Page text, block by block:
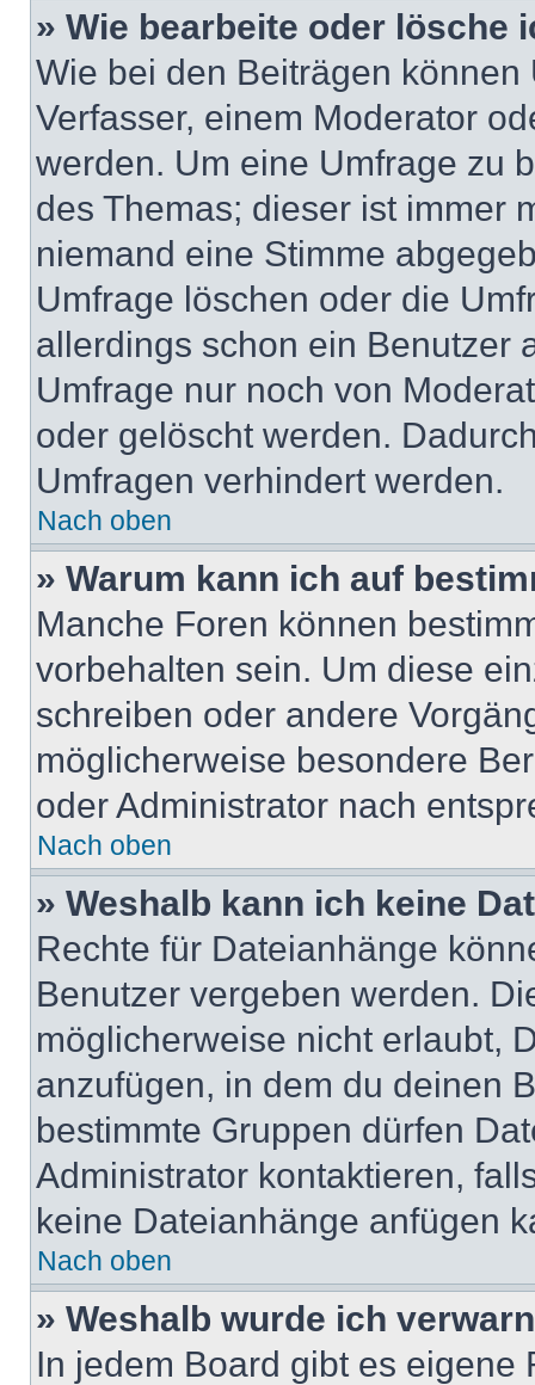
» Wie bearbeite oder lösche
Wie bei den Beiträgen
Verfasser, einem Moderator
werden. Um eine Umfrage zu
des Themas; dieser ist immer
niemand eine Stimme
Umfrage löschen oder die
allerdings schon ein Benutzer
Umfrage nur noch von
oder gelöscht werden.
Umfragen verhindert werden.
Nach oben
» Warum kann ich auf
Manche Foren können
vorbehalten sein. Um diese
schreiben oder andere
möglicherweise besondere
oder Administrator nach
Nach oben
» Weshalb kann ich keine
Rechte für Dateianhänge
Benutzer vergeben werden.
möglicherweise nicht erlaubt,
anzufügen, in dem du deinen
bestimmte Gruppen dürfen
Administrator kontaktieren,
keine Dateianhänge anfügen
Nach oben
» Weshalb wurde ich
In jedem Board gibt es